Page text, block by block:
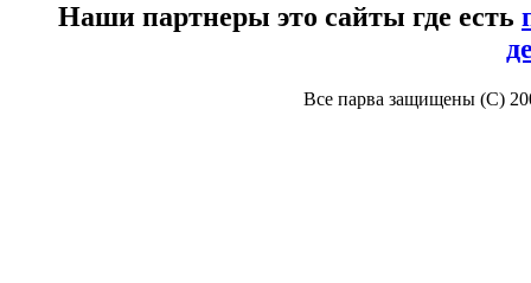
Наши партнеры это сайты где есть
Все парва защищены (С)